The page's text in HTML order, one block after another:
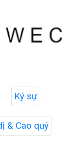
Ký sự
& Cao quý